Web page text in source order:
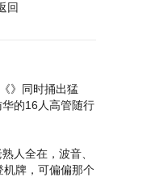
回
》同时捅出猛
的16人高管随行
全在，波音、
机牌，可偏偏那个